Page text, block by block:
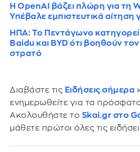
Η OpenAI βάζει πλώρη για τη
Υπέβαλε εμπιστευτικά αίτηση
ΗΠΑ: Το Πεντάγωνο κατηγορεί
Baidu και BYD ότι βοηθούν τον
στρατό
Διαβάστε τις Ειδήσεις σήμερα
ενημερωθείτε για τα
Ακολουθήστε το Skai.gr στο
μάθετε πρώτοι όλες τις